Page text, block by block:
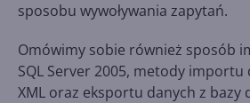
sposobu wywoływania zapytań.
Omówimy sobie również sposób
SQL Server 2005, metody
XML oraz eksportu danych z bazy